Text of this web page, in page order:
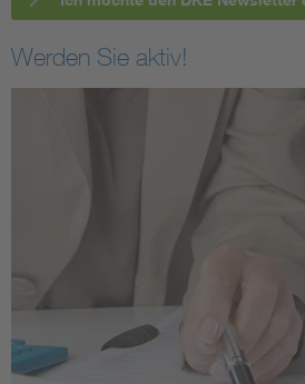
Werden Sie aktiv!